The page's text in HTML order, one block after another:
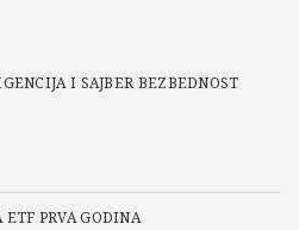
I SAJBER BEZBEDNOST
PRVA GODINA